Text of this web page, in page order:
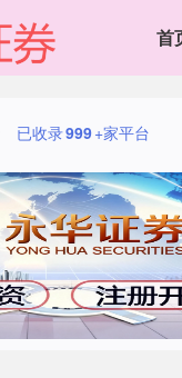
首
已收录999+家平台